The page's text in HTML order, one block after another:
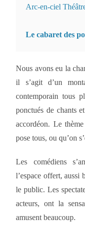
Arc-en-ciel
Le cabaret des
Nous avons eu la
il s’agit d’un
contemporain tous
ponctués de chants
accordéon. Le
pose tous, ou qu’on
Les comédiens
l’espace offert, aussi
le public. Les
acteurs, ont la
amusent beaucoup.